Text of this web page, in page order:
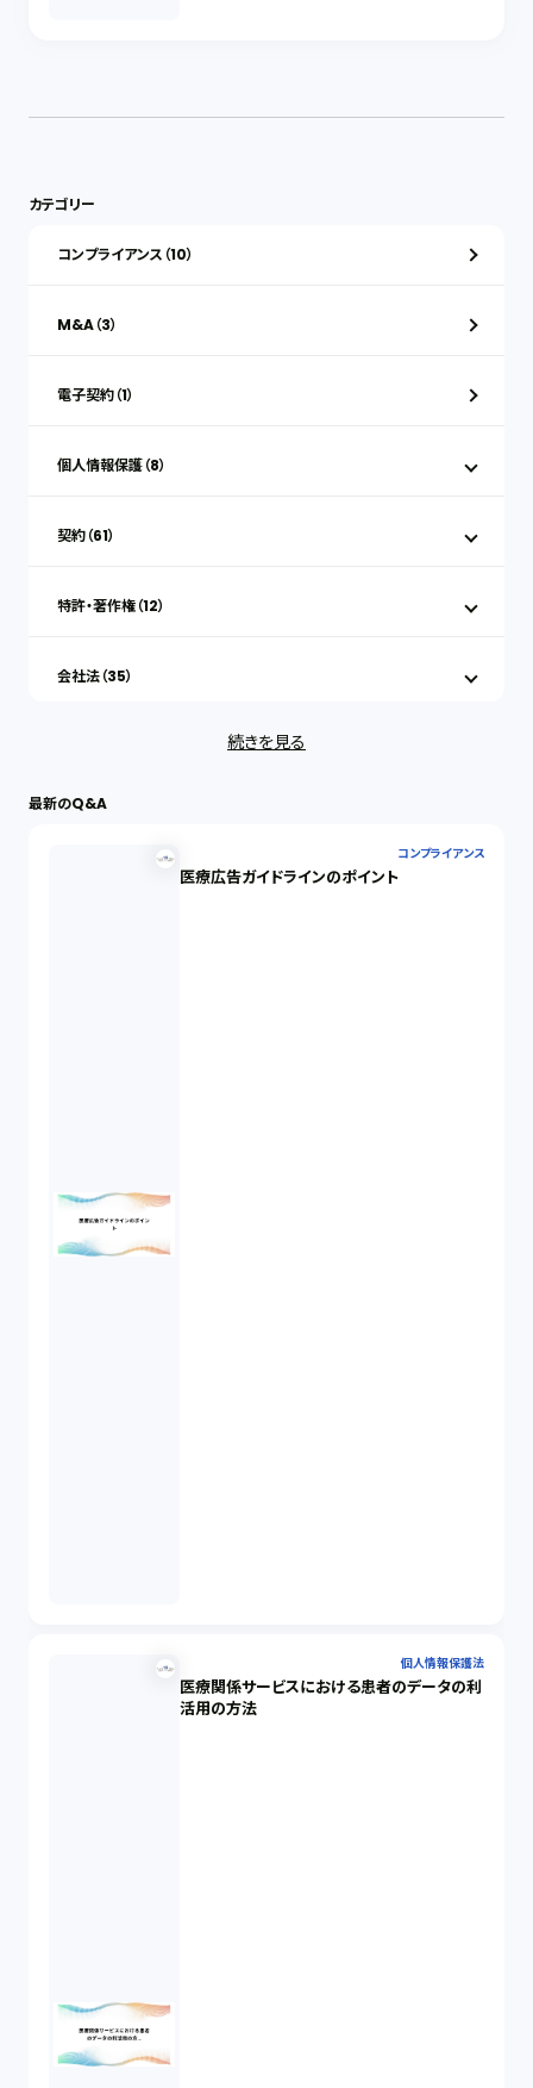
カテゴリー
コンプライアンス（10）
M&A（3）
電子契約（1）
個人情報保護（8）
契約（61）
特許・著作権（12）
会社法（35）
労働問題（33）
続きを見る
最新のQ&A
コンプライアンス
医療広告ガイドラインのポイント
個人情報保護法
医療関係サービスにおける患者のデータの利
活用の方法